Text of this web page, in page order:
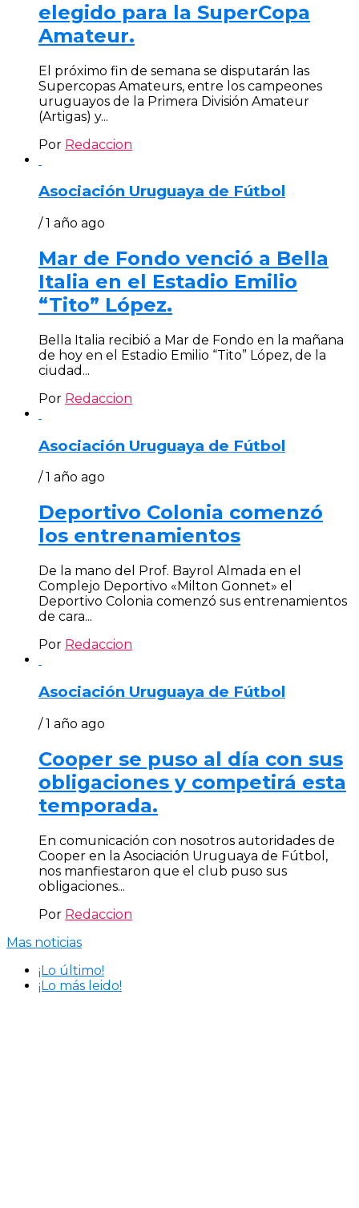
elegido para la SuperCopa
Amateur.
El próximo fin de semana se disputarán las
Supercopas Amateurs, entre los campeones
uruguayos de la Primera División Amateur
(Artigas) y...
Por Redaccion
Asociación Uruguaya de Fútbol
/ 1 año ago
Mar de Fondo venció a Bella
Italia en el Estadio Emilio
“Tito” López.
Bella Italia recibió a Mar de Fondo en la mañana
de hoy en el Estadio Emilio “Tito” López, de la
ciudad...
Por Redaccion
Asociación Uruguaya de Fútbol
/ 1 año ago
Deportivo Colonia comenzó
los entrenamientos
De la mano del Prof. Bayrol Almada en el
Complejo Deportivo «Milton Gonnet» el
Deportivo Colonia comenzó sus entrenamientos
de cara...
Por Redaccion
Asociación Uruguaya de Fútbol
/ 1 año ago
Cooper se puso al día con sus
obligaciones y competirá esta
temporada.
En comunicación con nosotros autoridades de
Cooper en la Asociación Uruguaya de Fútbol,
nos manfiestaron que el club puso sus
obligaciones...
Por Redaccion
Mas noticias
¡Lo último!
¡Lo más leido!